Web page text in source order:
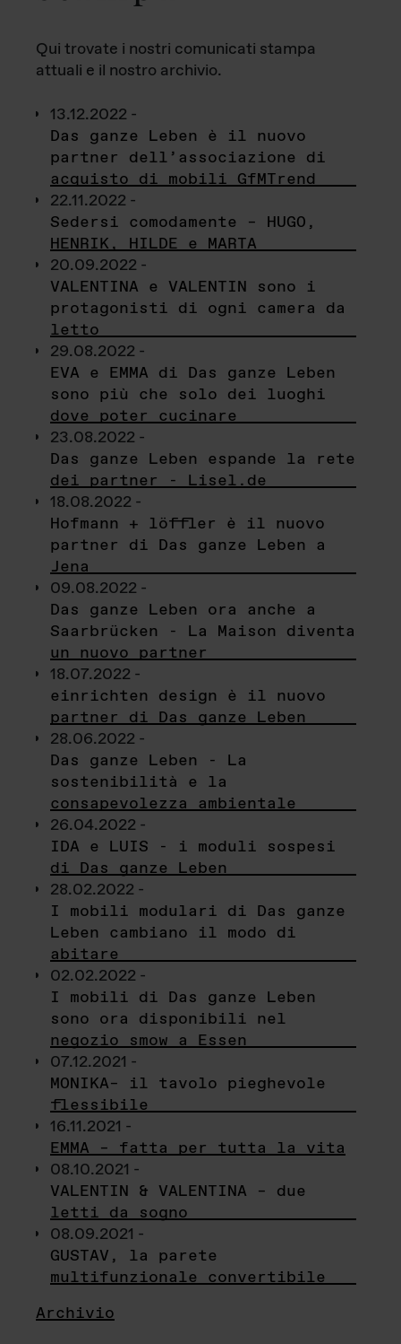
Qui trovate i nostri comunicati stampa
attuali e il nostro archivio.
13.12.2022 -
Das ganze Leben è il nuovo
partner dell’associazione di
acquisto di mobili GfMTrend
22.11.2022 -
Sedersi comodamente – HUGO,
HENRIK, HILDE e MARTA
20.09.2022 -
VALENTINA e VALENTIN sono i
protagonisti di ogni camera da
letto
29.08.2022 -
EVA e EMMA di Das ganze Leben
sono più che solo dei luoghi
dove poter cucinare
23.08.2022 -
Das ganze Leben espande la rete
dei partner - Lisel.de
18.08.2022 -
Hofmann + löffler è il nuovo
partner di Das ganze Leben a
Jena
09.08.2022 -
Das ganze Leben ora anche a
Saarbrücken - La Maison diventa
un nuovo partner
18.07.2022 -
einrichten design è il nuovo
partner di Das ganze Leben
28.06.2022 -
Das ganze Leben - La
sostenibilità e la
consapevolezza ambientale
26.04.2022 -
IDA e LUIS - i moduli sospesi
di Das ganze Leben
28.02.2022 -
I mobili modulari di Das ganze
Leben cambiano il modo di
abitare
02.02.2022 -
I mobili di Das ganze Leben
sono ora disponibili nel
negozio smow a Essen
07.12.2021 -
MONIKA– il tavolo pieghevole
flessibile
16.11.2021 -
EMMA – fatta per tutta la vita
08.10.2021 -
VALENTIN & VALENTINA – due
letti da sogno
08.09.2021 -
GUSTAV, la parete
multifunzionale convertibile
Archivio